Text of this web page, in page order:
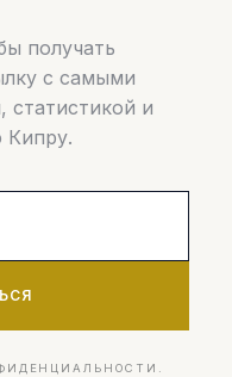
получать
с самыми
статистикой и
Кипру.